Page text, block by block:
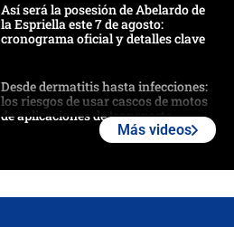
Así será la posesión de Abelardo de
la Espriella este 7 de agosto:
cronograma oficial y detalles clave
Desde dermatitis hasta infecciones:
los riesgos de usar cascos de motos
de aplicaciones de transporte
Más videos